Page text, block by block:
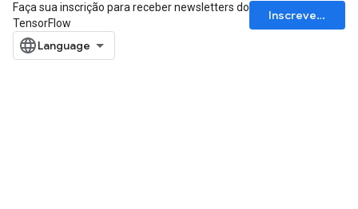
Faça sua inscrição para receber newsletters do
TensorFlow
Inscrever-se